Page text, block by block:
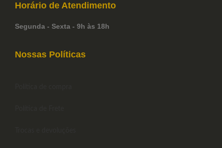
Horário de Atendimento
Segunda - Sexta - 9h às 18h
Nossas Políticas